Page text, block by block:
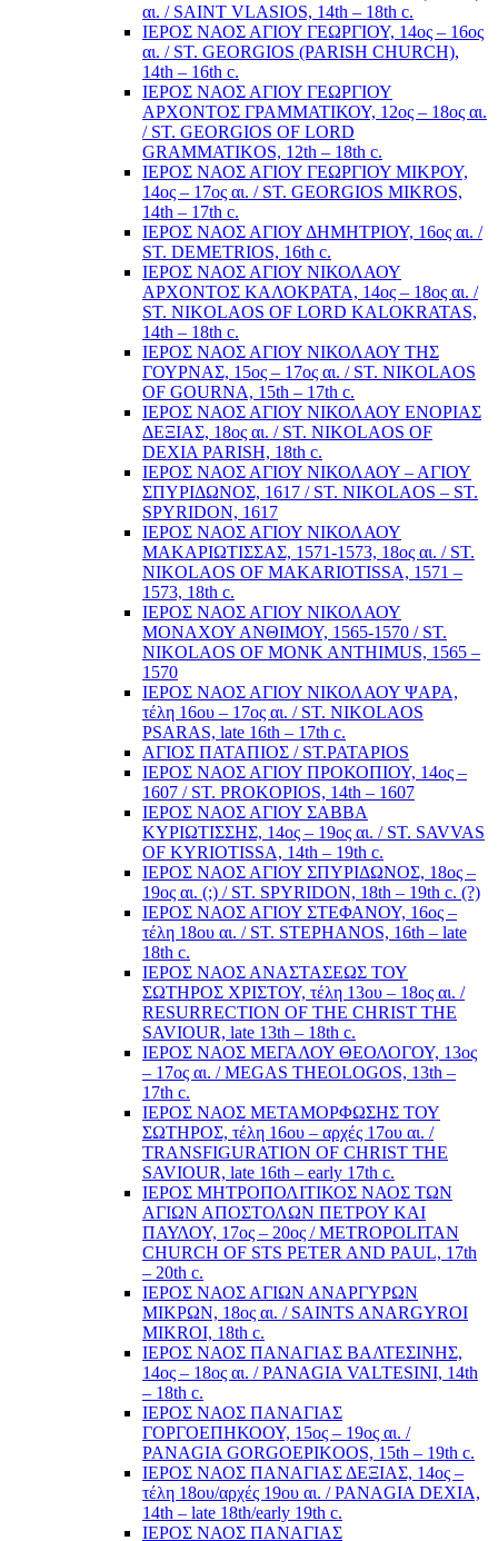
αι. / SAINT VLASIOS, 14th – 18th c.
ΙΕΡΟΣ ΝΑΟΣ ΑΓΙΟΥ ΓΕΩΡΓΙΟΥ, 14ος – 16ος
αι. / ST. GEORGIOS (PARISH CHURCH),
14th – 16th c.
ΙΕΡΟΣ ΝΑΟΣ ΑΓΙΟΥ ΓΕΩΡΓΙΟΥ
ΑΡΧΟΝΤΟΣ ΓΡΑΜΜΑΤΙΚΟΥ, 12ος – 18ος αι.
/ ST. GEORGIOS OF LORD
GRAMMATIKOS, 12th – 18th c.
ΙΕΡΟΣ ΝΑΟΣ ΑΓΙΟΥ ΓΕΩΡΓΙΟΥ ΜΙΚΡΟΥ,
14ος – 17ος αι. / ST. GEORGIOS MIKROS,
14th – 17th c.
ΙΕΡΟΣ ΝΑΟΣ ΑΓΙΟΥ ΔΗΜΗΤΡΙΟΥ, 16ος αι. /
ST. DEMETRIOS, 16th c.
ΙΕΡΟΣ ΝΑΟΣ ΑΓΙΟΥ ΝΙΚΟΛΑΟΥ
ΑΡΧΟΝΤΟΣ ΚΑΛΟΚΡΑΤΑ, 14ος – 18ος αι. /
ST. NIKOLAOS OF LORD KALOKRATAS,
14th – 18th c.
ΙΕΡΟΣ ΝΑΟΣ ΑΓΙΟΥ ΝΙΚΟΛΑΟΥ ΤΗΣ
ΓΟΥΡΝΑΣ, 15ος – 17ος αι. / ST. NIKOLAOS
OF GOURNA, 15th – 17th c.
ΙΕΡΟΣ ΝΑΟΣ ΑΓΙΟΥ ΝΙΚΟΛΑΟΥ ΕΝΟΡΙΑΣ
ΔΕΞΙΑΣ, 18ος αι. / ST. NIKOLAOS OF
DEXIA PARISH, 18th c.
ΙΕΡΟΣ ΝΑΟΣ ΑΓΙΟΥ ΝΙΚΟΛΑΟΥ – ΑΓΙΟΥ
ΣΠΥΡΙΔΩΝΟΣ, 1617 / ST. NIKOLAOS – ST.
SPYRIDON, 1617
ΙΕΡΟΣ ΝΑΟΣ ΑΓΙΟΥ ΝΙΚΟΛΑΟΥ
ΜΑΚΑΡΙΩΤΙΣΣΑΣ, 1571-1573, 18ος αι. / ST.
NIKOLAOS OF MAKARIOTISSA, 1571 –
1573, 18th c.
ΙΕΡΟΣ ΝΑΟΣ ΑΓΙΟΥ ΝΙΚΟΛΑΟΥ
ΜΟΝΑΧΟΥ ΑΝΘΙΜΟΥ, 1565-1570 / ST.
NIKOLAOS OF MONK ANTHIMUS, 1565 –
1570
ΙΕΡΟΣ ΝΑΟΣ ΑΓΙΟΥ ΝΙΚΟΛΑΟΥ ΨΑΡΑ,
τέλη 16ου – 17ος αι. / ST. NIKOLAOS
PSARAS, late 16th – 17th c.
ΑΓΙΟΣ ΠΑΤΑΠΙΟΣ / ST.PATAPIOS
ΙΕΡΟΣ ΝΑΟΣ ΑΓΙΟΥ ΠΡΟΚΟΠΙΟΥ, 14ος –
1607 / ST. PROKOPIOS, 14th – 1607
ΙΕΡΟΣ ΝΑΟΣ ΑΓΙΟΥ ΣΑΒΒΑ
ΚΥΡΙΩΤΙΣΣΗΣ, 14ος – 19ος αι. / ST. SAVVAS
OF KYRIOTISSA, 14th – 19th c.
ΙΕΡΟΣ ΝΑΟΣ ΑΓΙΟΥ ΣΠΥΡΙΔΩΝΟΣ, 18ος –
19ος αι. (;) / ST. SPYRIDON, 18th – 19th c. (?)
ΙΕΡΟΣ ΝΑΟΣ ΑΓΙΟΥ ΣΤΕΦΑΝΟΥ, 16ος –
τέλη 18ου αι. / ST. STEPHANOS, 16th – late
18th c.
ΙΕΡΟΣ ΝΑΟΣ ΑΝΑΣΤΑΣΕΩΣ ΤΟΥ
ΣΩΤΗΡΟΣ ΧΡΙΣΤΟΥ, τέλη 13ου – 18ος αι. /
RESURRECTION OF THE CHRIST THE
SAVIOUR, late 13th – 18th c.
ΙΕΡΟΣ ΝΑΟΣ ΜΕΓΑΛΟΥ ΘΕΟΛΟΓΟΥ, 13ος
– 17ος αι. / MEGAS THEOLOGOS, 13th –
17th c.
ΙΕΡΟΣ ΝΑΟΣ ΜΕΤΑΜΟΡΦΩΣΗΣ ΤΟΥ
ΣΩΤΗΡΟΣ, τέλη 16ου – αρχές 17ου αι. /
TRANSFIGURATION OF CHRIST THE
SAVIOUR, late 16th – early 17th c.
ΙΕΡΟΣ ΜΗΤΡΟΠΟΛΙΤΙΚΟΣ ΝΑΟΣ ΤΩΝ
ΑΓΙΩΝ ΑΠΟΣΤΟΛΩΝ ΠΕΤΡΟΥ ΚΑΙ
ΠΑΥΛΟΥ, 17ος – 20ος / METROPOLITAN
CHURCH OF STS PETER AND PAUL, 17th
– 20th c.
ΙΕΡΟΣ ΝΑΟΣ ΑΓΙΩΝ ΑΝΑΡΓΥΡΩΝ
ΜΙΚΡΩΝ, 18ος αι. / SAINTS ANARGYROI
MIKROI, 18th c.
ΙΕΡΟΣ ΝΑΟΣ ΠΑΝΑΓΙΑΣ ΒΑΛΤΕΣΙΝΗΣ,
14ος – 18ος αι. / PANAGIA VALTESINI, 14th
– 18th c.
ΙΕΡΟΣ ΝΑΟΣ ΠΑΝΑΓΙΑΣ
ΓΟΡΓΟΕΠΗΚΟΟΥ, 15ος – 19ος αι. /
PANAGIA GORGOEPIKOOS, 15th – 19th c.
ΙΕΡΟΣ ΝΑΟΣ ΠΑΝΑΓΙΑΣ ΔΕΞΙΑΣ, 14ος –
τέλη 18ου/αρχές 19ου αι. / PANAGIA DEXIA,
14th – late 18th/early 19th c.
ΙΕΡΟΣ ΝΑΟΣ ΠΑΝΑΓΙΑΣ